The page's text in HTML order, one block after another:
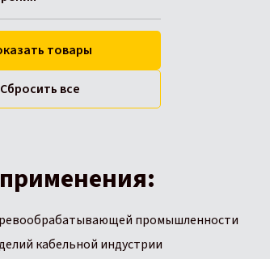
товары
Сбросить все
промышленности
кабельной индустрии